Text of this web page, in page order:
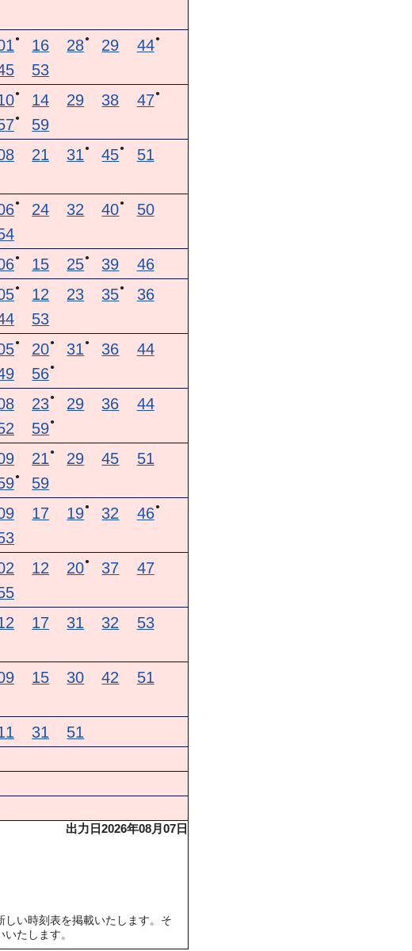
● 16 28● 29 44 ●
53
● 14 29 38 47 ●
● 59
21 31 ● 45● 51
● 24 32 40●
50
● 15 25● 39 46
● 12 23 35●
36
53
● 20● 31 ● 36
44
56●
23● 29 36
44
59●
21 ● 29 45
51
● 59
17 19● 32 46 ●
12 20● 37
47
17 31 32 53
15 30 42 51
31 51
出力日2026年08月07日
い時刻表を掲載いたします。そ
たします。